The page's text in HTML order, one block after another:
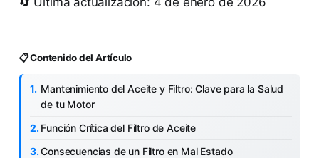
📋 Contenido del Artículo
Mantenimiento del Aceite y Filtro: Clave para la Salud
de tu Motor
Función Crítica del Filtro de Aceite
Consecuencias de un Filtro en Mal Estado